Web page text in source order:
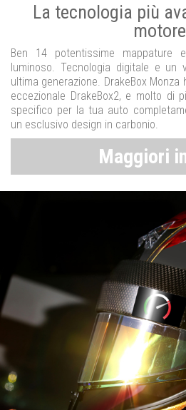
La tecnologia più
motore
Ben 14 potentissime mappature
luminoso. Tecnologia digitale e un
ultima generazione. DrakeBox
eccezionale DrakeBox2, e molto di
specifico per la tua auto
un esclusivo design in carbonio.
Maggiori